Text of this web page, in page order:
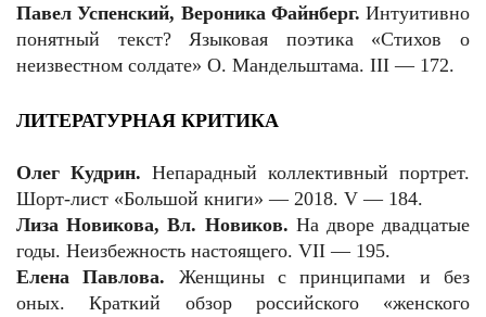
Павел Успенский, Вероника Файнберг. Интуитивно
понятный текст? Языковая поэтика «Стихов о
неизвестном солдате» О. Мандельштама. III — 172.
ЛИТЕРАТУРНАЯ КРИТИКА
Олег Кудрин. Непарадный коллективный портрет.
Шорт-лист «Большой книги» — 2018. V — 184.
Лиза Новикова, Вл. Новиков. На дворе двадцатые
годы. Неизбежность настоящего. VII — 195.
Елена Павлова. Женщины с принципами и без
оных. Краткий обзор российского «женского